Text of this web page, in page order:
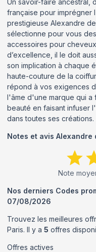
française pour imprégner
prestigieuse Alexandre
sélectionne pour vous
accessoires pour
d’excellence, il le doit
son implication à chaque
haute-couture de la
répond à vos exigences
l'âme d'une marque qui a
beauté en faisant infuser
dans toutes ses créations.
Notes et avis Alexandre
Note
Nos derniers Codes
07/08/2026
Trouvez les meilleures
Paris. Il y a 5 offres
Offres actives